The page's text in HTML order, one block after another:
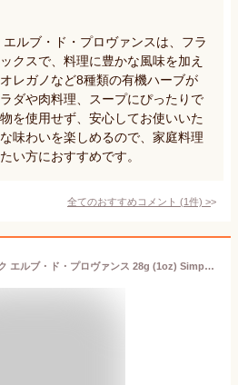
ルブ・ド・プロヴァンスは、フラ
クスで、料理に豊かな風味を加え
レガノなど8種類の有機ハーブが
ダや肉料理、スープにぴったりで
を使用せず、安心してお使いいた
味わいを楽しめるので、家庭料理
い方におすすめです。
全てのおすすめコメント (1件) >
シンプリーオーガニック エルブ・ド・プロヴァンス 28g (1oz) Simply Organic Herbes de Provence スパイス 調味料 ハーブ 8種類 有機 ハーブス ド プロヴァンス